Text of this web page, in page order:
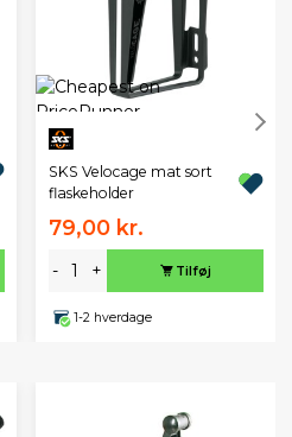
SKS Velocage mat sort
flaskeholder
79,00 kr.
- + Tilføj
1-2 hverdage